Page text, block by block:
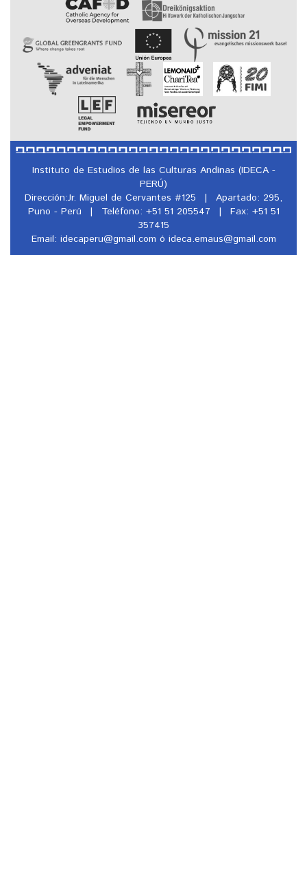
Instituto de Estudios de las Culturas Andinas (IDECA -
PERÚ)
Dirección:Jr. Miguel de Cervantes #125
|
Apartado: 295,
Puno - Perú
| Teléfono: +51 51 205547 |
Fax: +51 51
357415
Email: idecaperu@gmail.com ó ideca.emaus@gmail.com